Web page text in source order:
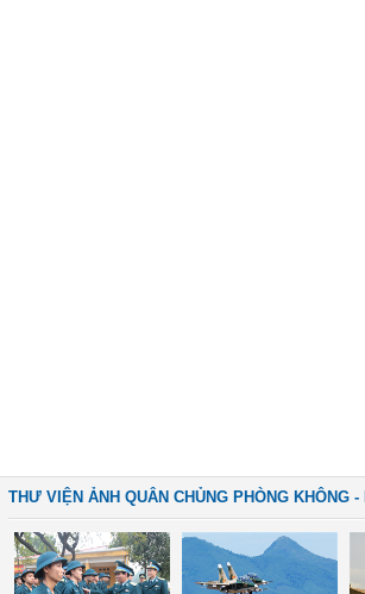
THƯ VIỆN ẢNH QUÂN CHỦNG PHÒNG KHÔNG -